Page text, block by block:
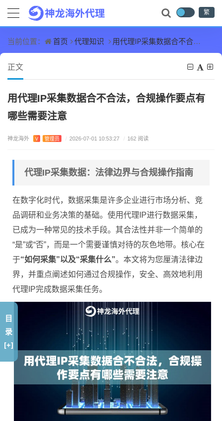
繁
当前位置： 首页 代理知识 用代理IP采集数据合不合法，合规操作要点有哪些需要注意
正文
用代理IP采集数据合不合法，合规操作要点有
哪些需要注意
神龙海外 V 管理员 / 2026-07-01 10:53:27 / 162 阅读
代理IP采集数据：法律边界与合规操作指南
在数字化时代，数据采集是许多企业进行市场分析、竞
品调研和业务决策的基础。使用代理IP进行数据采集，
已成为一种常见的技术手段。其合法性并非一个简单的
“是”或“否”，而是一个需要谨慎对待的灰色地带。核心在
于“如何采集”以及“采集什么”。本文将为您厘清法律边
界，并重点阐述如何通过合规操作，安全、高效地利用
代理IP完成数据采集任务。
目
录
[+]